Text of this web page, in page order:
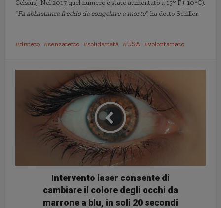
Celsius). Nel 2017 quel numero è stato aumentato a 15° F (-10°C).
“Fa abbastanza freddo da congelare a morte“, ha detto Schiller.
divieto senzatetto solidarietà USA volontariato
Intervento laser consente di
cambiare il colore degli occhi da
marrone a blu, in soli 20 secondi